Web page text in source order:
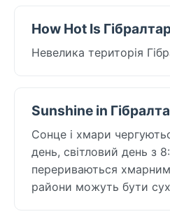
How Hot Is
Невелика територія
Sunshine in
Сонце і хмари
день, світловий день з
перериваються
райони можуть бути